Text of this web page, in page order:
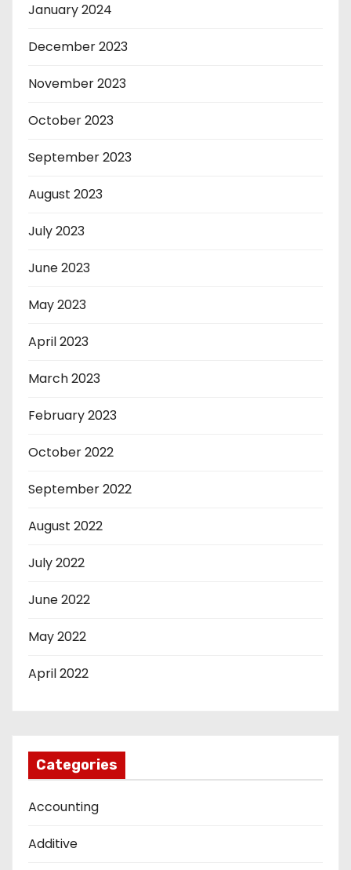
January 2024
December 2023
November 2023
October 2023
September 2023
August 2023
July 2023
June 2023
May 2023
April 2023
March 2023
February 2023
October 2022
September 2022
August 2022
July 2022
June 2022
May 2022
April 2022
Categories
Accounting
Additive